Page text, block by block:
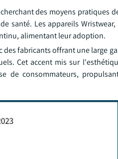
des moyens pratiques
santé. Les appareils
alimentant leur adoption.
fabricants offrant une large
Cet accent mis sur
de consommateurs,